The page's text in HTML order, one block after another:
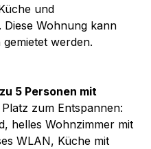
und
Diese Wohnung kann
werden.
5 Personen mit
zum Entspannen:
helles Wohnzimmer mit
WLAN, Küche mit